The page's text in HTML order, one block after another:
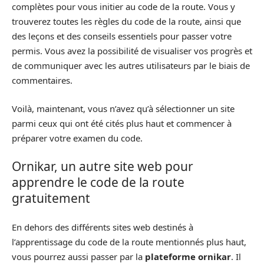
complètes pour vous initier au code de la route. Vous y
trouverez toutes les règles du code de la route, ainsi que
des leçons et des conseils essentiels pour passer votre
permis. Vous avez la possibilité de visualiser vos progrès et
de communiquer avec les autres utilisateurs par le biais de
commentaires.
Voilà, maintenant, vous n’avez qu’à sélectionner un site
parmi ceux qui ont été cités plus haut et commencer à
préparer votre examen du code.
Ornikar, un autre site web pour
apprendre le code de la route
gratuitement
En dehors des différents sites web destinés à
l’apprentissage du code de la route mentionnés plus haut,
vous pourrez aussi passer par la plateforme ornikar. Il